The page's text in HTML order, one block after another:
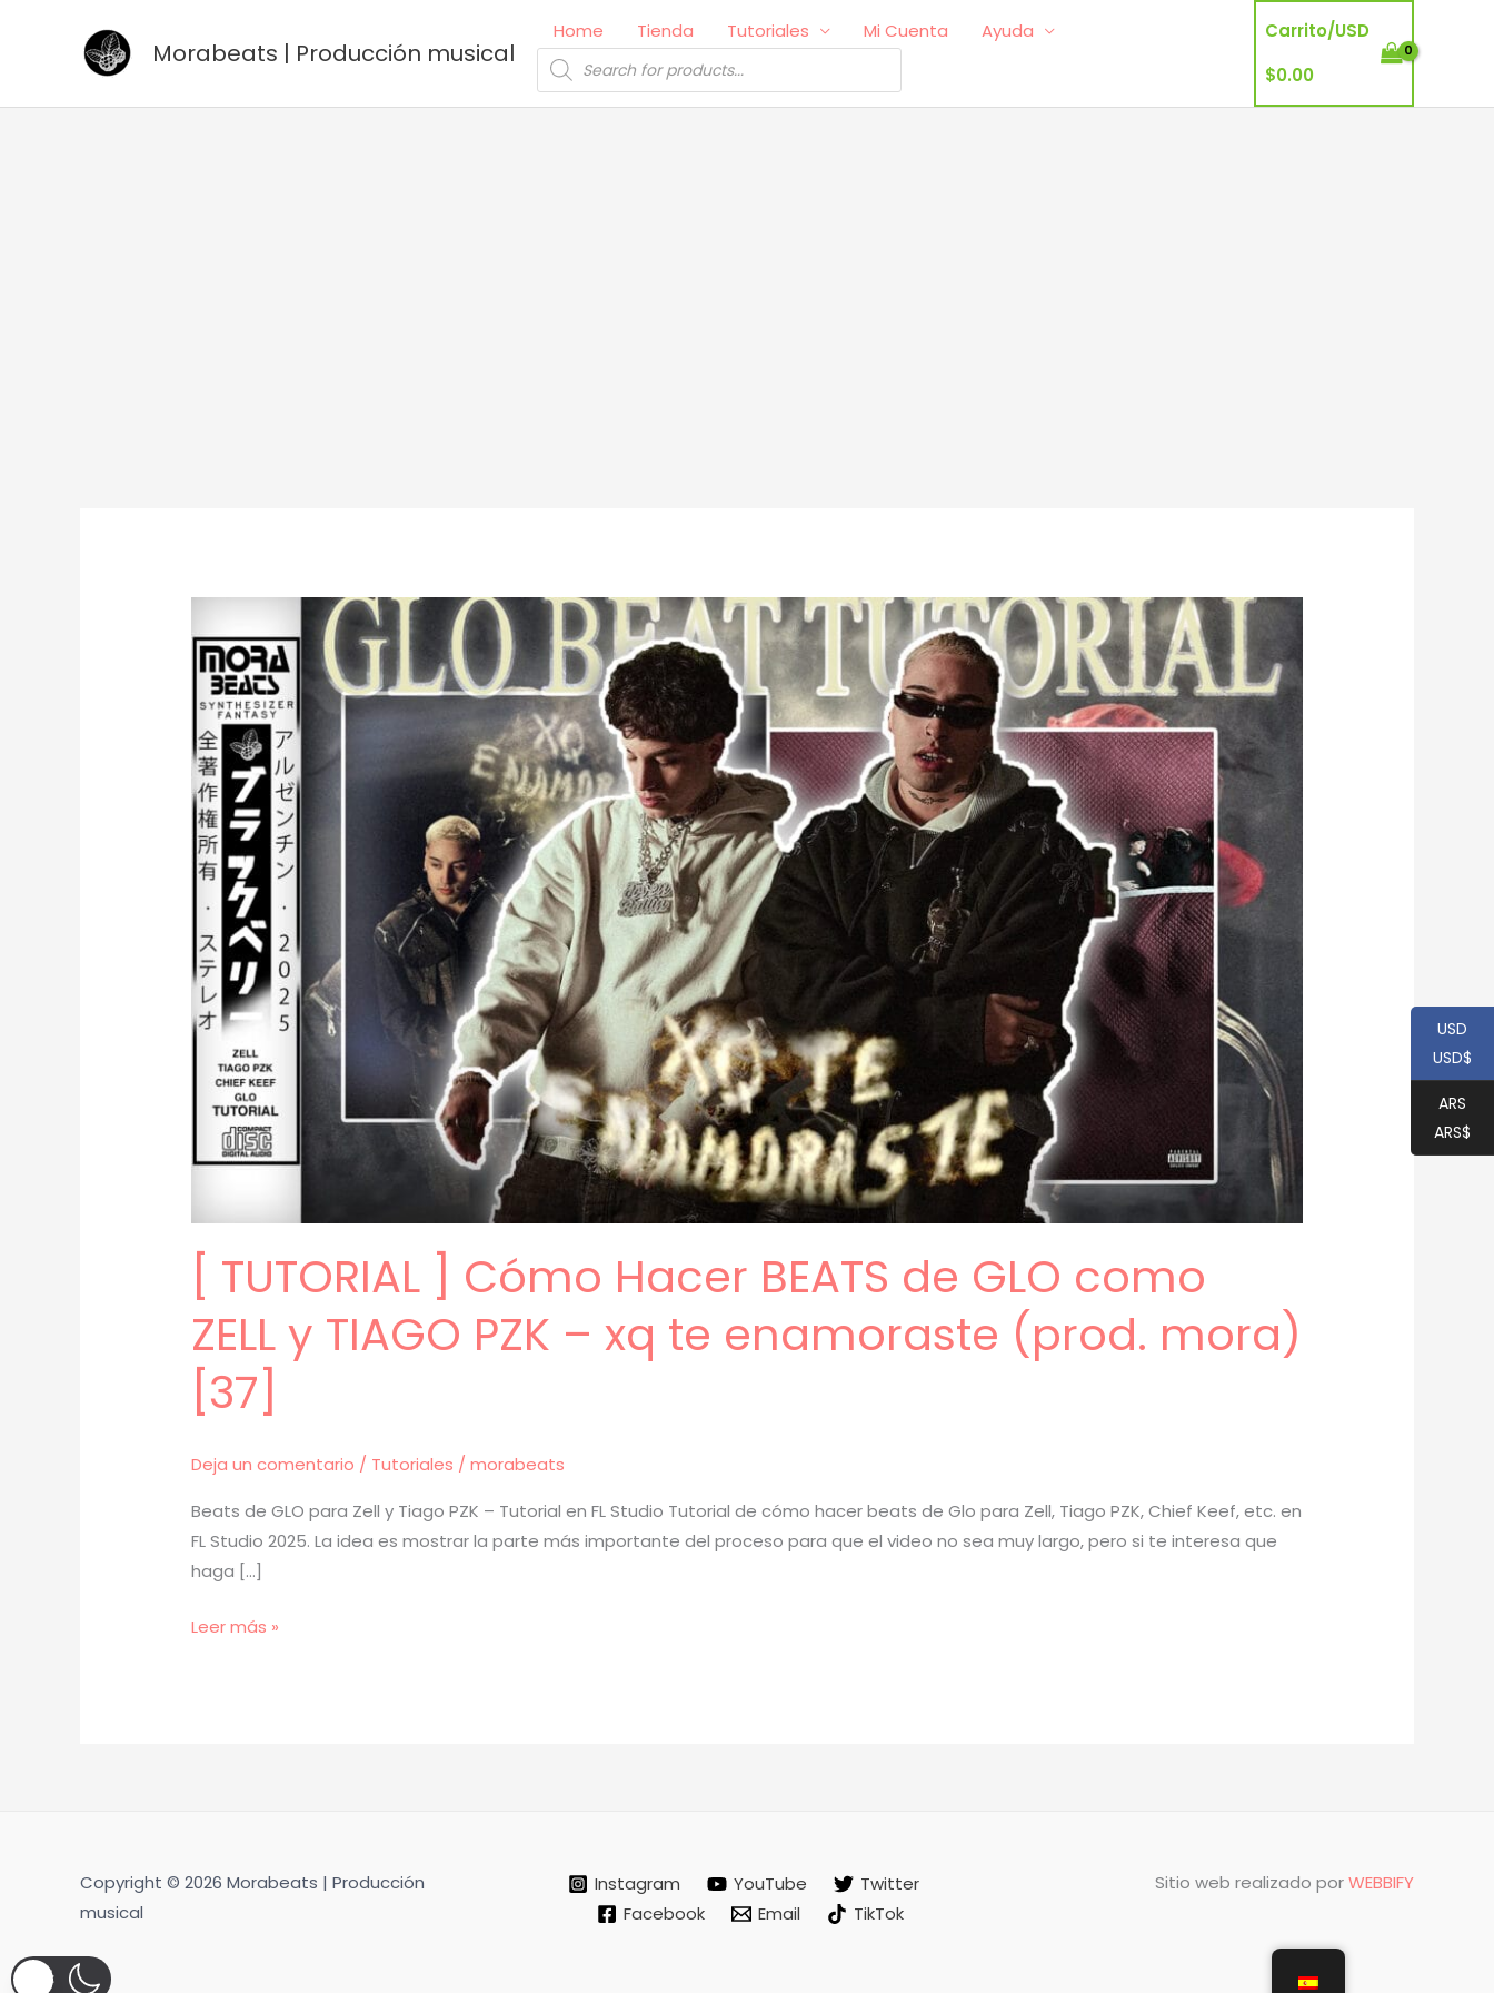
Morabeats | Producción musical
Home Tienda Tutoriales Mi Cuenta
Ayuda
Búsqueda
de
productos
Carrito/USD
$0.00
[ TUTORIAL ] Cómo Hacer BEATS de GLO como
ZELL y TIAGO PZK – xq te enamoraste (prod. mora)
[37]
Deja un comentario / Tutoriales /morabeats
Beats de GLO para Zell y Tiago PZK – Tutorial en FL Studio Tutorial de cómo hacer beats de Glo para Zell, Tiago PZK, Chief Keef, etc. en
FL Studio 2025. La idea es mostrar la parte más importante del proceso para que el video no sea muy largo, pero si te interesa que
haga […]
[
ZELL
Leer más »
Copyright © 2026 Morabeats | Producción
musical
Instagram YouTube
Twitter
Facebook
Email TikTok
Sitio web realizado porWEBBIFY
USD
USD$
ARS
ARS$